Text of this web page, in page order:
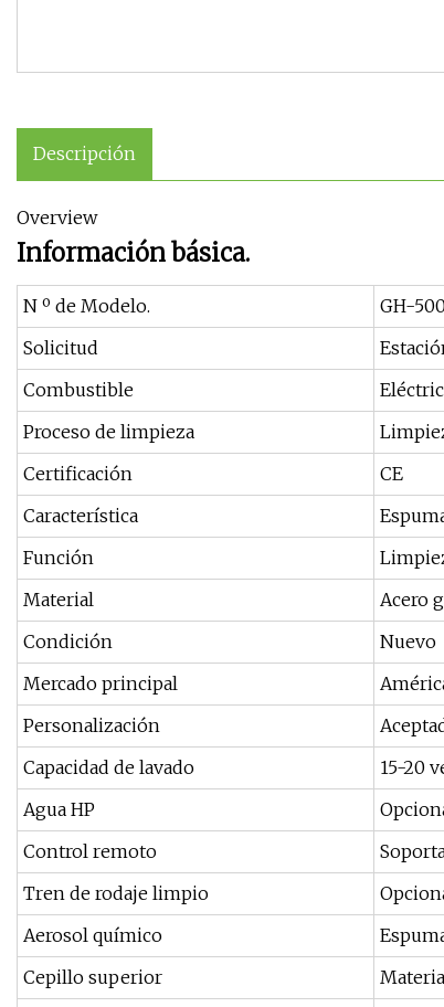
Descripción
Overview
Información básica.
N º de Modelo.
GH-500
Solicitud
Combustible
Proceso de limpieza
Certificación
CE
Característica
Función
Material
Acero
Condición
Nuevo
Mercado principal
Personalización
Capacidad de lavado
15-20
Agua HP
Control remoto
Tren de rodaje limpio
Aerosol químico
Cepillo superior